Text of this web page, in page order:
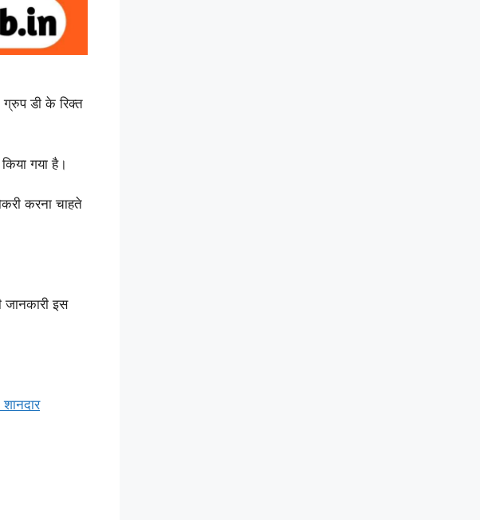
ग्रुप डी के रिक्त
गया है।
करना चाहते
जानकारी इस